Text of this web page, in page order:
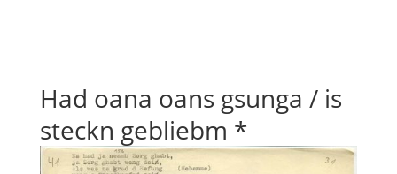
Had oana oans gsunga / is
steckn gebliebm *